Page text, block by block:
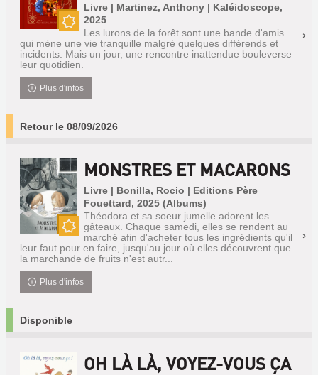
Nouveauté
Livre | Martinez, Anthony | Kaléidoscope,
2025
Les lurons de la forêt sont une bande d'amis
qui mène une vie tranquille malgré quelques différends et
incidents. Mais un jour, une rencontre inattendue bouleverse
leur quotidien.
Plus d'infos
Retour le 08/09/2026
Nouveauté
MONSTRES ET MACARONS
Livre | Bonilla, Rocio | Editions Père
Fouettard, 2025 (Albums)
Théodora et sa soeur jumelle adorent les
gâteaux. Chaque samedi, elles se rendent au
marché afin d'acheter tous les ingrédients qu'il
leur faut pour en faire, jusqu'au jour où elles découvrent que
la marchande de fruits n'est autr...
Plus d'infos
Disponible
OH LÀ LÀ, VOYEZ-VOUS ÇA